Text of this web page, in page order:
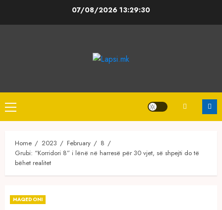
07/08/2026 13:29:30
Primary
Menu
Home 2023 February
8
Grubi: “Korridori 8” i lënë në harresë për 30 vjet, së shpejti do të
bëhet realitet
MAQEDONI